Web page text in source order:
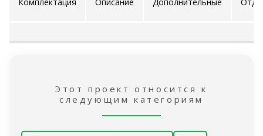
Этот проект относится к
следующим категориям